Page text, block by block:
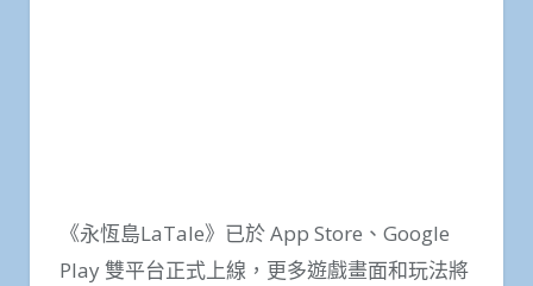
《永恆島LaTale》已於 App Store、Google
Play 雙平台正式上線，更多遊戲畫面和玩法將